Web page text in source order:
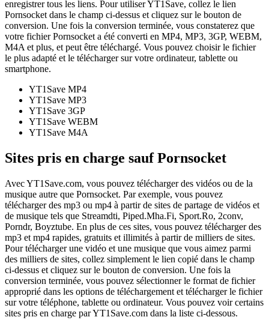
enregistrer tous les liens. Pour utiliser YT1Save, collez le lien
Pornsocket dans le champ ci-dessus et cliquez sur le bouton de
conversion. Une fois la conversion terminée, vous constaterez que
votre fichier Pornsocket a été converti en MP4, MP3, 3GP, WEBM,
M4A et plus, et peut être téléchargé. Vous pouvez choisir le fichier
le plus adapté et le télécharger sur votre ordinateur, tablette ou
smartphone.
YT1Save MP4
YT1Save MP3
YT1Save 3GP
YT1Save WEBM
YT1Save M4A
Sites pris en charge sauf Pornsocket
Avec YT1Save.com, vous pouvez télécharger des vidéos ou de la
musique autre que Pornsocket. Par exemple, vous pouvez
télécharger des mp3 ou mp4 à partir de sites de partage de vidéos et
de musique tels que Streamdti, Piped.Mha.Fi, Sport.Ro, 2conv,
Porndr, Boyztube. En plus de ces sites, vous pouvez télécharger des
mp3 et mp4 rapides, gratuits et illimités à partir de milliers de sites.
Pour télécharger une vidéo et une musique que vous aimez parmi
des milliers de sites, collez simplement le lien copié dans le champ
ci-dessus et cliquez sur le bouton de conversion. Une fois la
conversion terminée, vous pouvez sélectionner le format de fichier
approprié dans les options de téléchargement et télécharger le fichier
sur votre téléphone, tablette ou ordinateur. Vous pouvez voir certains
sites pris en charge par YT1Save.com dans la liste ci-dessous.